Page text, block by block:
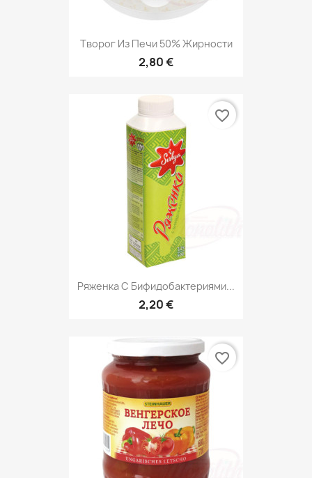
Творог Из Печи 50% Жирности
2,80 €
Ряженка С Бифидобактериями...
2,20 €
favorite_border
favorite_border